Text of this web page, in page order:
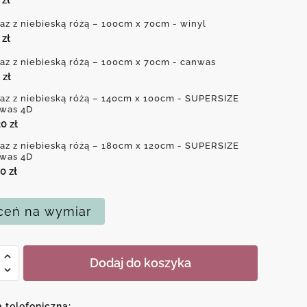
z niebieską różą – 100cm x 70cm - winyl
zł
z niebieską różą – 100cm x 70cm - canwas
zł
z niebieską różą – 140cm x 100cm - SUPERSIZE
4D
zł
z niebieską różą – 180cm x 120cm - SUPERSIZE
4D
zł
na wymiar
Dodaj do koszyka